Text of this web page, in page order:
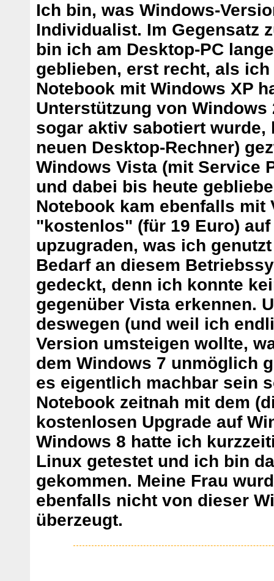
Ich bin, was Windows-
Individualist. Im Gegensatz
bin ich am Desktop-PC
geblieben, erst recht, als
Notebook mit Windows XP
Unterstützung von Windows
sogar aktiv sabotiert wurde,
neuen Desktop-Rechner)
Windows Vista (mit Service
und dabei bis heute
Notebook kam ebenfalls mit
"kostenlos" (für 19 Euro)
upzugraden, was ich
Bedarf an diesem
gedeckt, denn ich konnte
gegenüber Vista erkennen.
deswegen (und weil ich
Version umsteigen wollte,
dem Windows 7 unmöglich
es eigentlich machbar sein
Notebook zeitnah mit dem
kostenlosen Upgrade auf
Windows 8 hatte ich
Linux getestet und ich bin
gekommen. Meine Frau
ebenfalls nicht von dieser
überzeugt.